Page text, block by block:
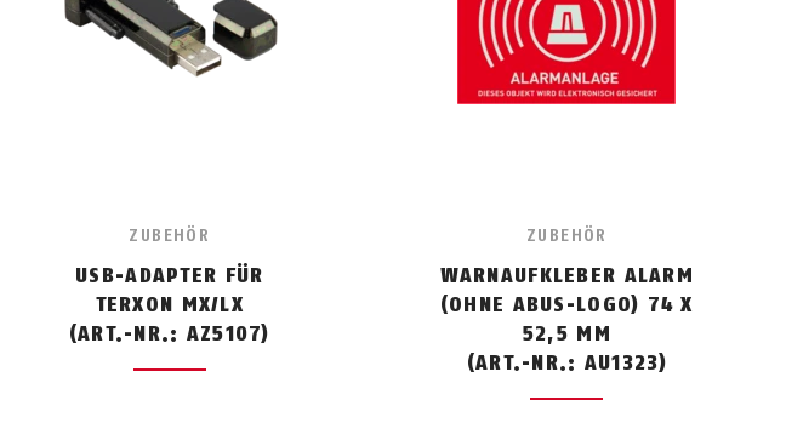
ZUBEHÖR
USB-ADAPTER FÜR
TERXON MX/LX
(ART.-NR.: AZ5107)
ZUBEHÖR
WARNAUFKLEBER ALARM
(OHNE ABUS-LOGO) 74 X
52,5 MM
(ART.-NR.: AU1323)